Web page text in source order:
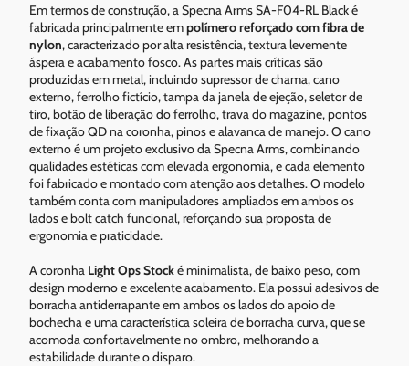
Em termos de construção, a Specna Arms SA-F04-RL Black é
fabricada principalmente empolímero reforçado com fibra de
nylon, caracterizado por alta resistência, textura levemente
áspera e acabamento fosco. As partes mais críticas são
produzidas em metal, incluindo supressor de chama, cano
externo, ferrolho fictício, tampa da janela de ejeção, seletor de
tiro, botão de liberação do ferrolho, trava do magazine, pontos
de fixação QD na coronha, pinos e alavanca de manejo. O cano
externo é um projeto exclusivo da Specna Arms, combinando
qualidades estéticas com elevada ergonomia, e cada elemento
foi fabricado e montado com atenção aos detalhes. O modelo
também conta com manipuladores ampliados em ambos os
lados e bolt catch funcional, reforçando sua proposta de
ergonomia e praticidade.
A coronha Light Ops Stocké minimalista, de baixo peso, com
design moderno e excelente acabamento. Ela possui adesivos de
borracha antiderrapante em ambos os lados do apoio de
bochecha e uma característica soleira de borracha curva, que se
acomoda confortavelmente no ombro, melhorando a
estabilidade durante o disparo.